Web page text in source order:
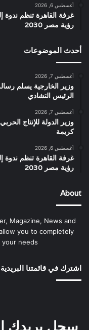
أغسطس 6, 2026
غرفة القاهرة تنظم ندوة
رؤية مصر 2030
أحدث الموضوعات
أغسطس 7, 2026
وزير الخارجية يسلم
الرئيس التشادي
أغسطس 7, 2026
وزير الدولة للإنتاج
كريمة
أغسطس 6, 2026
غرفة القاهرة تنظم ندوة
رؤية مصر 2030
About
Magazine, News and
you to completely
needs.
اشترك في قائمتنا البريدية